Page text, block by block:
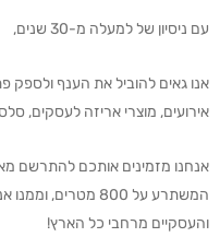
עם ניסיון של למעלה מ-30 שנים,
אנו גאים להוביל את הענף ולספק
אירועים, מוצרי אריזה לעסקים,
אנחנו מזמינים אותכם להתרשם
המשתרע על 800
והעסקיים מרחבי כל הארץ!